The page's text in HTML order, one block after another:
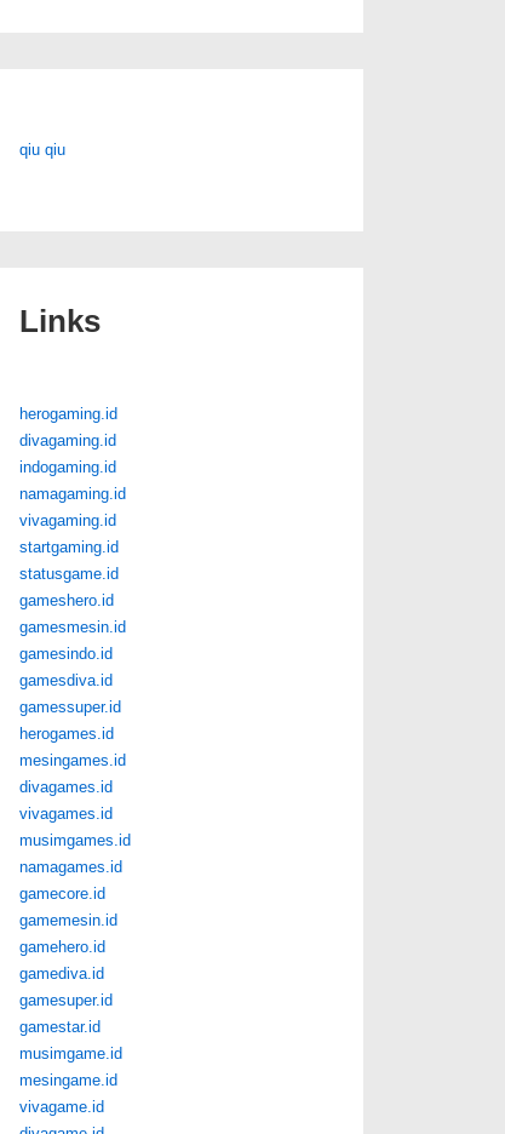
qiu qiu
Links
herogaming.id
divagaming.id
indogaming.id
namagaming.id
vivagaming.id
startgaming.id
statusgame.id
gameshero.id
gamesmesin.id
gamesindo.id
gamesdiva.id
gamessuper.id
herogames.id
mesingames.id
divagames.id
vivagames.id
musimgames.id
namagames.id
gamecore.id
gamemesin.id
gamehero.id
gamediva.id
gamesuper.id
gamestar.id
musimgame.id
mesingame.id
vivagame.id